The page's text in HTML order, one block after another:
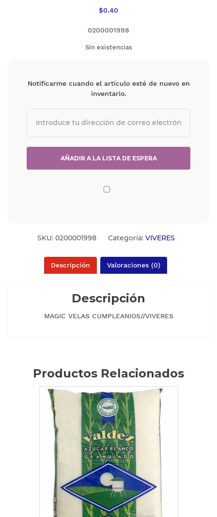
$0.40
0200001998
Sin existencias
Notificarme cuando el artículo esté de nuevo en
inventario.
SKU: 0200001998 Categoría: VIVERES
Descripción Valoraciones (0)
Descripción
MAGIC VELAS CUMPLEANIOS//VIVERES
Productos Relacionados